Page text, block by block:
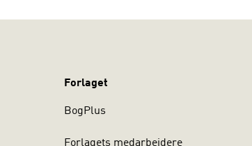
Forlaget
BogPlus
Forlagets medarbejdere